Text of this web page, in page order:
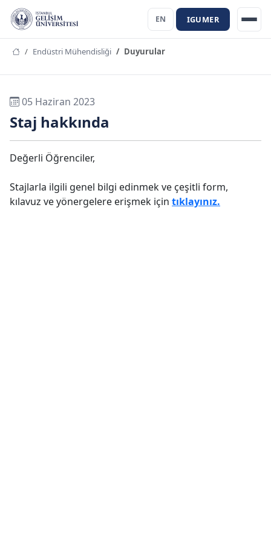
EN IGUMER
Endüstri Mühendisliği Duyurular
05 Haziran 2023
Staj hakkında
Değerli Öğrenciler,
Stajlarla ilgili genel bilgi edinmek ve çeşitli form,
kılavuz ve yönergelere erişmek için tıklayınız.